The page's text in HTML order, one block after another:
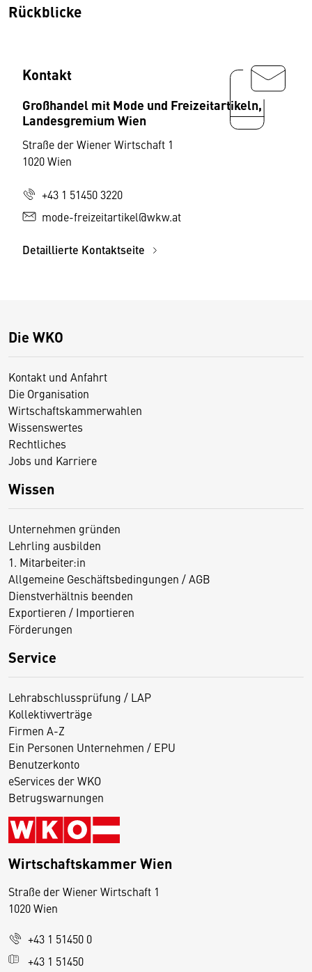
Rückblicke
Kontakt
Großhandel mit Mode und Freizeitartikeln,
Landesgremium Wien
Straße der Wiener Wirtschaft 1
1020 Wien
+43 1 51450 3220
mode-freizeitartikel@wkw.at
Detaillierte Kontaktseite
Die WKO
Kontakt und Anfahrt
Die Organisation
Wirtschaftskammerwahlen
Wissenswertes
Rechtliches
Jobs und Karriere
Wissen
Unternehmen gründen
Lehrling ausbilden
1. Mitarbeiter:in
Allgemeine Geschäftsbedingungen / AGB
Dienstverhältnis beenden
Exportieren / Importieren
Förderungen
Service
Lehrabschlussprüfung / LAP
Kollektivverträge
Firmen A-Z
Ein Personen Unternehmen / EPU
Benutzerkonto
eServices der WKO
Betrugswarnungen
Wirtschaftskammer Wien
Straße der Wiener Wirtschaft 1
1020 Wien
+43 1 51450 0
+43 1 51450
D